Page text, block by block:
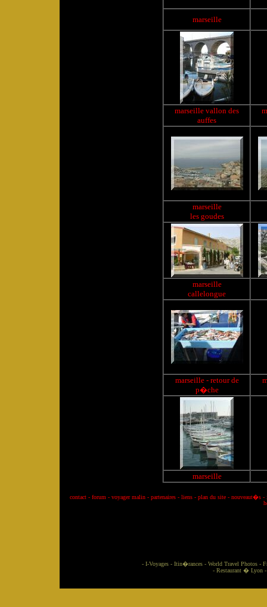
marseille
marseille vallon des
auffes
marseille
les goudes
marseille
callelongue
marseille- retour de
p�che
marseille
contact- forum - voyager malin- partenaires- liens- plan du site- nouveaut�s-
- I-Voyages- Itin�rances- World Travel Photos-
- Restaurant � Lyon